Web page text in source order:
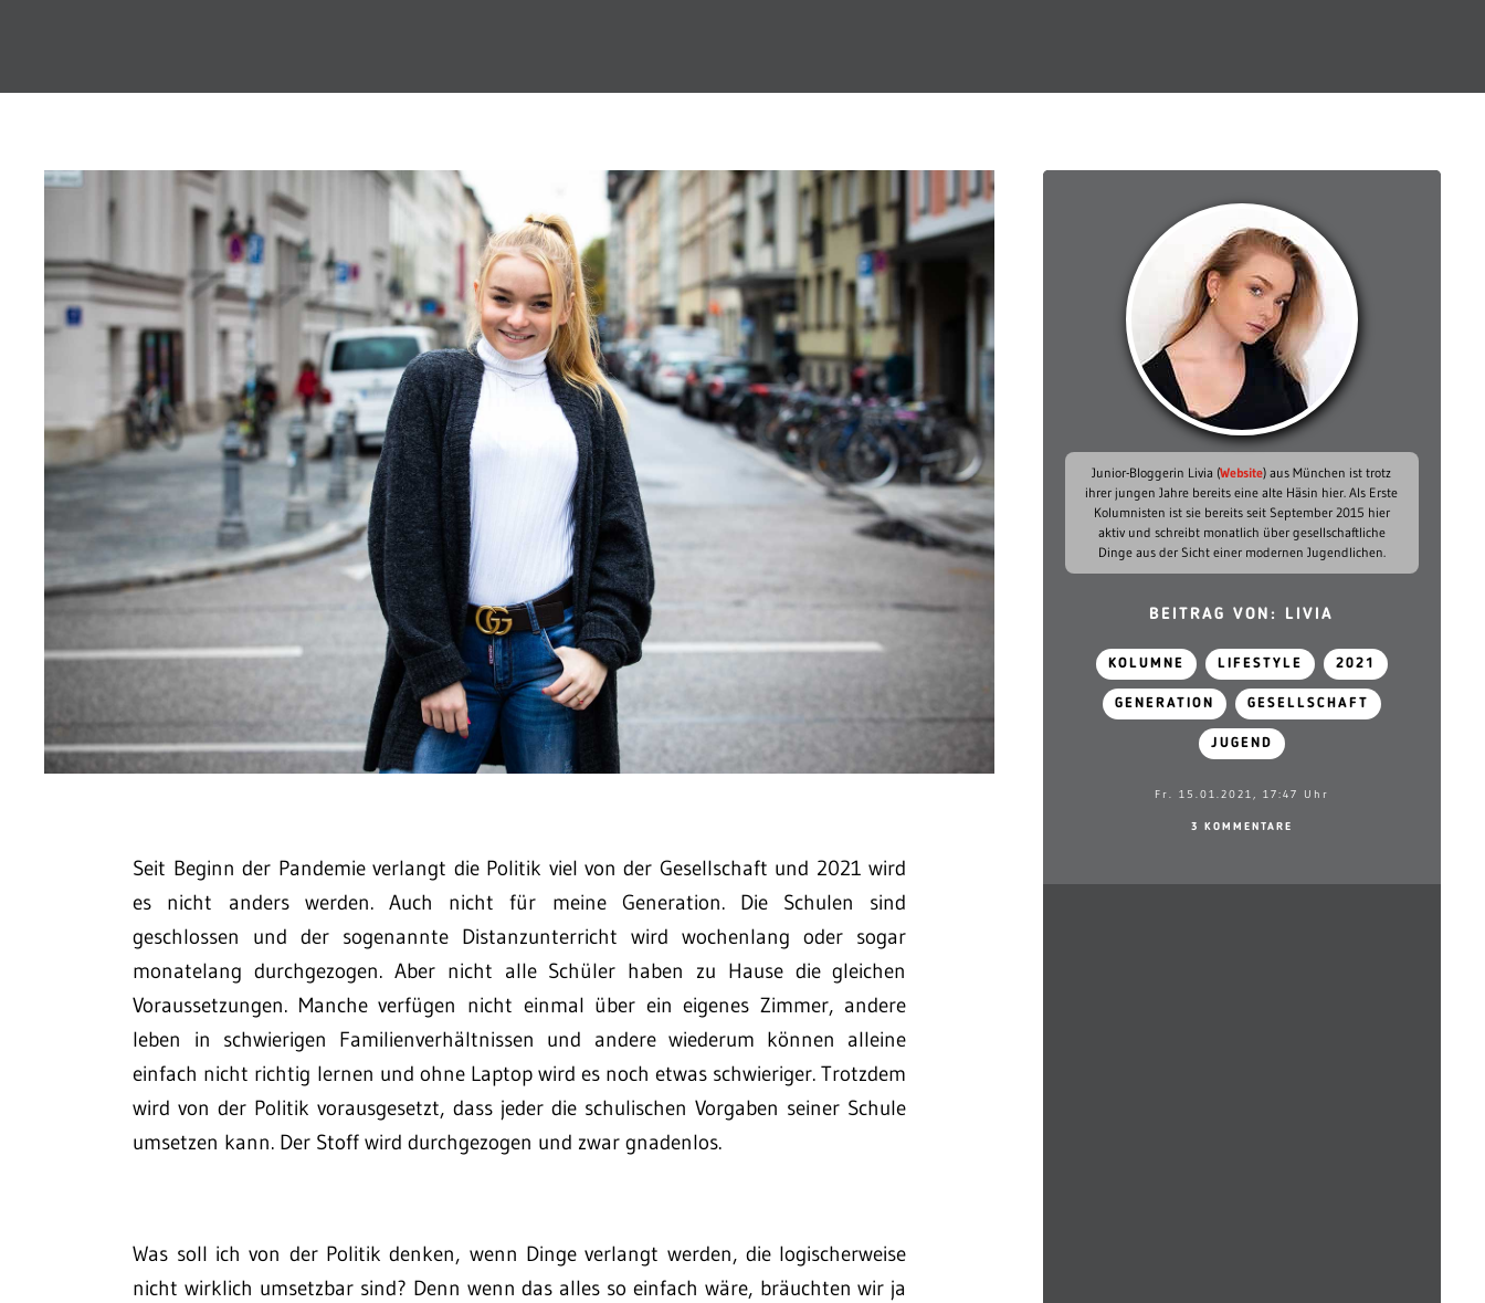
Seit Beginn der Pandemie verlangt die Politik viel von der Gesellschaft und 2021 wird
es nicht anders werden. Auch nicht für meine Generation. Die Schulen sind
geschlossen und der sogenannte Distanzunterricht wird wochenlang oder sogar
monatelang durchgezogen. Aber nicht alle Schüler haben zu Hause die gleichen
Voraussetzungen. Manche verfügen nicht einmal über ein eigenes Zimmer, andere
leben in schwierigen Familienverhältnissen und andere wiederum können alleine
einfach nicht richtig lernen und ohne Laptop wird es noch etwas schwieriger. Trotzdem
wird von der Politik vorausgesetzt, dass jeder die schulischen Vorgaben seiner Schule
umsetzen kann. Der Stoff wird durchgezogen und zwar gnadenlos.
Was soll ich von der Politik denken, wenn Dinge verlangt werden, die logischerweise
nicht wirklich umsetzbar sind? Denn wenn das alles so einfach wäre, bräuchten wir ja
Junior-Bloggerin Livia (Website) aus München ist trotz
ihrer jungen Jahre bereits eine alte Häsin hier. Als Erste
Kolumnisten ist sie bereits seit September 2015 hier
aktiv und schreibt monatlich über gesellschaftliche
Dinge aus der Sicht einer modernen Jugendlichen.
BEITRAG VON: LIVIA
KOLUMNE LIFESTYLE 2021
GENERATION GESELLSCHAFT
JUGEND
Fr. 15.01.2021, 17:47 Uhr
3 KOMMENTARE